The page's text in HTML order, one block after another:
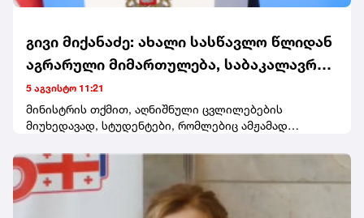
გივი მიქანაძე: ახალი სასწავლო წლიდან
აგრარული მიმართულება, საბაკალავრო
და სამაგისტრო საგანმანათლებლო
პროგრამები, მთლიანად გადადის
სოხუმის სახელმწიფო უნივერსიტეტში
5 აგვისტო 11:21
მინისტრის თქმით, აღნიშნული ცვლილებების
მიუხედავად, სტუდენტები, რომლებიც ამჟამად
უნივერსიტეტში ირიცხებიან, სწავლას იქვე
დაასრულებენ."რაც შეეხება სტუდენტებს, რომლებიც
დღეს სწავლობენ ამ მიმართულებებზე, რა თქმა უნდა,
ისინი დაამთავრებენ სწავლას საქართველოს ტექნიკურ